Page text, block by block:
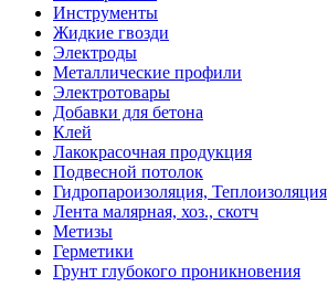
Инструменты
Жидкие гвозди
Электроды
Металлические профили
Электротовары
Добавки для бетона
Клей
Лакокрасочная продукция
Подвесной потолок
Гидропароизоляция, Теплоизоляция
Лента малярная, хоз., скотч
Метизы
Герметики
Грунт глубокого проникновения